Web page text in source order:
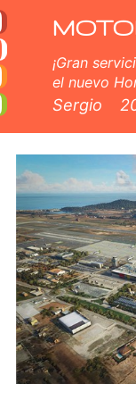
en
¡Gran
el nuevo
Sergio